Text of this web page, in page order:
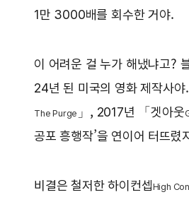
1만 3000배를 회수한 거야.
이 어려운 걸 누가 해냈냐고?
24년 된 미국의 영화 제작사
The Purge 」, 2017년 「겟아웃
공포 흥행작’을 연이어 터뜨렸
비결은 철저한 하이컨셉High